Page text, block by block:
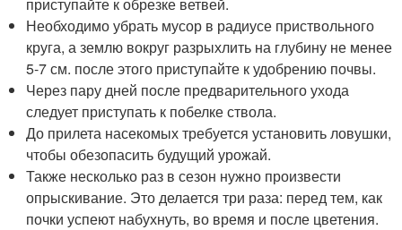
Необходимо убрать мусор в радиусе приствольного
круга, а землю вокруг разрыхлить на глубину не менее
5-7 см. после этого приступайте к удобрению почвы.
Через пару дней после предварительного ухода
следует приступать к побелке ствола.
До прилета насекомых требуется установить ловушки,
чтобы обезопасить будущий урожай.
Также несколько раз в сезон нужно произвести
опрыскивание. Это делается три раза: перед тем, как
почки успеют набухнуть, во время и после цветения.